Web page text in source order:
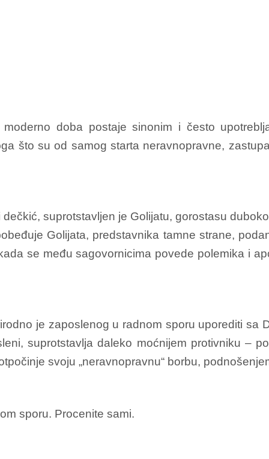
doba postaje sinonim i često
što su od samog starta neravnopravne,
suprotstavljen je Golijatu, gorostasu
Golijata, predstavnika tamne strane,
se među sagovornicima povede polemika i
je zaposlenog u radnom sporu uporediti sa
suprotstavlja daleko moćnijem protivniku –
svoju „neravnopravnu“ borbu,
sporu. Procenite sami.